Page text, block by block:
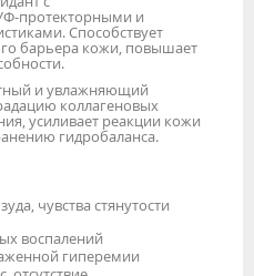
протекторными и
Способствует
барьера кожи, повышает
и увлажняющий
коллагеновых
усиливает реакции кожи
гидробаланса.
чувства стянутости
воспалений
гиперемии